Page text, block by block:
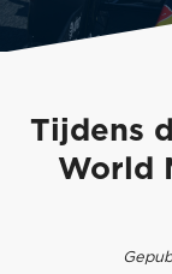
Tijdens
World